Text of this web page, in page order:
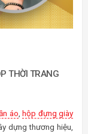
THỜI TRANG
áo ,hộp đựng giày
dựng thương hiệu,